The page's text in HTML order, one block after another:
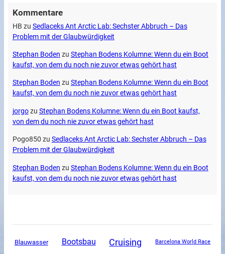
Kommentare
HB zu Sedlaceks Ant Arctic Lab: Sechster Abbruch – Das
Problem mit der Glaubwürdigkeit
Stephan Boden zu Stephan Bodens Kolumne: Wenn du ein Boot
kaufst, von dem du noch nie zuvor etwas gehört hast
Stephan Boden zu Stephan Bodens Kolumne: Wenn du ein Boot
kaufst, von dem du noch nie zuvor etwas gehört hast
jorgozu Stephan Bodens Kolumne: Wenn du ein Boot kaufst,
von dem du noch nie zuvor etwas gehört hast
Pogo850 zu Sedlaceks Ant Arctic Lab: Sechster Abbruch – Das
Problem mit der Glaubwürdigkeit
Stephan Boden zu Stephan Bodens Kolumne: Wenn du ein Boot
kaufst, von dem du noch nie zuvor etwas gehört hast
Blauwasser Bootsbau Cruising Barcelona World Race